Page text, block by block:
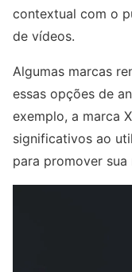
contextual com o
de vídeos.
Algumas marcas
essas opções de
exemplo, a marca
significativos ao
para promover